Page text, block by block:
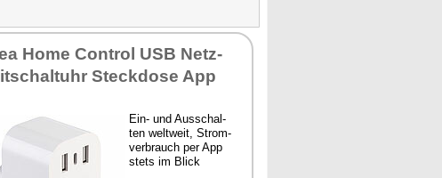
Ho­me Con­trol USB Netz­
Steck­do­se App
Ein- und Aus­schal­
ten welt­weit, Strom­
ver­brauch per App
stets im Blick